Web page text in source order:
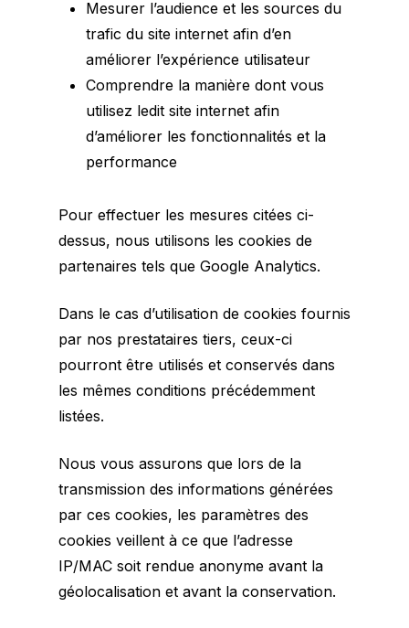
Mesurer l’audience et les sources du
trafic du site internet afin d’en
améliorer l’expérience utilisateur
Comprendre la manière dont vous
utilisez ledit site internet afin
d’améliorer les fonctionnalités et la
performance
Pour effectuer les mesures citées ci-
dessus, nous utilisons les cookies de
partenaires tels que Google Analytics.
Dans le cas d’utilisation de cookies fournis
par nos prestataires tiers, ceux-ci
pourront être utilisés et conservés dans
les mêmes conditions précédemment
listées.
Nous vous assurons que lors de la
transmission des informations générées
par ces cookies, les paramètres des
cookies veillent à ce que l’adresse
IP/MAC soit rendue anonyme avant la
géolocalisation et avant la conservation.